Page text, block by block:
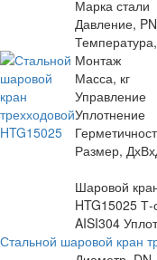
Марка стали
Давление, PN
Монтаж
Масса, кг
Управление
Уплотнение
Размер,
Шаровой
HTG15025 Т-
AISI304
Стальной шаровой кран